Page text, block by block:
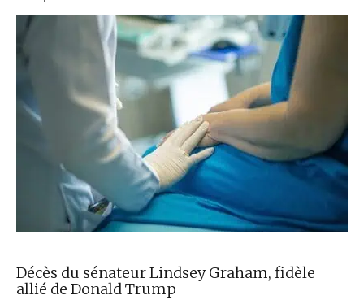
Décès du sénateur Lindsey Graham, fidèle
allié de Donald Trump